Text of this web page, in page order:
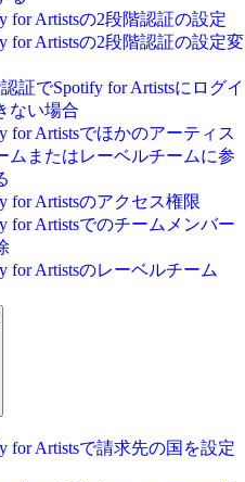
for Artistsの2段階認証の設定
for Artistsの2段階認証の設定変
証でSpotify for Artistsにログイ
ない場合
for Artistsでほかのアーティス
ムまたはレーベルチームに参
for Artistsのアクセス権限
for Artistsでのチームメンバー
for Artistsのレーベルチーム
for Artistsで請求先の国を設定